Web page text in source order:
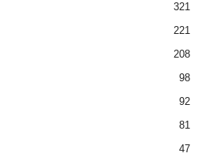
321
221
208
98
92
81
47